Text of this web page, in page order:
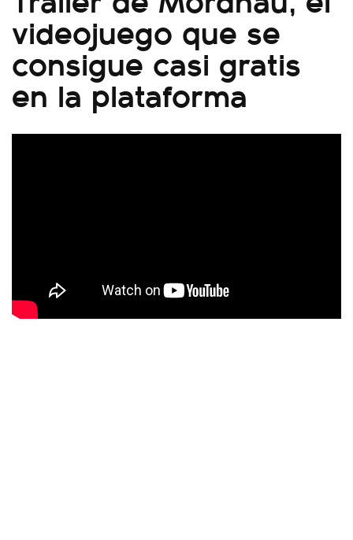
videojuego que se
consigue casi gratis
en la plataforma